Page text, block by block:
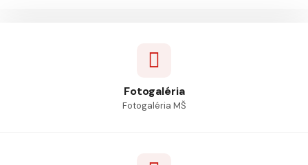
Fotogaléria
Fotogaléria MŠ